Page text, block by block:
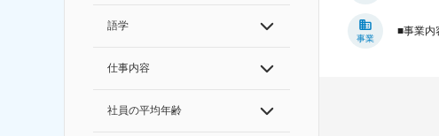
語学
仕事内容
社員の平均年齢
事業
■事業内